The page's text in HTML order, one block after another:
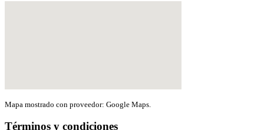
Mapa mostrado con proveedor: Google Maps.
Términos y condiciones